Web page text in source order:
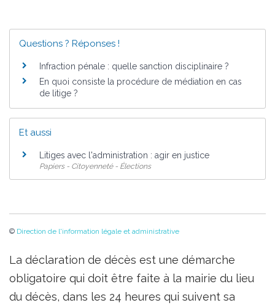
Questions ? Réponses !
Infraction pénale : quelle sanction disciplinaire ?
En quoi consiste la procédure de médiation en cas
de litige ?
Et aussi
Litiges avec l'administration : agir en justice
Papiers - Citoyenneté - Élections
© Direction de l'information légale et administrative
La déclaration de décès est une démarche
obligatoire qui doit être faite à la mairie du lieu
du décès, dans les 24 heures qui suivent sa